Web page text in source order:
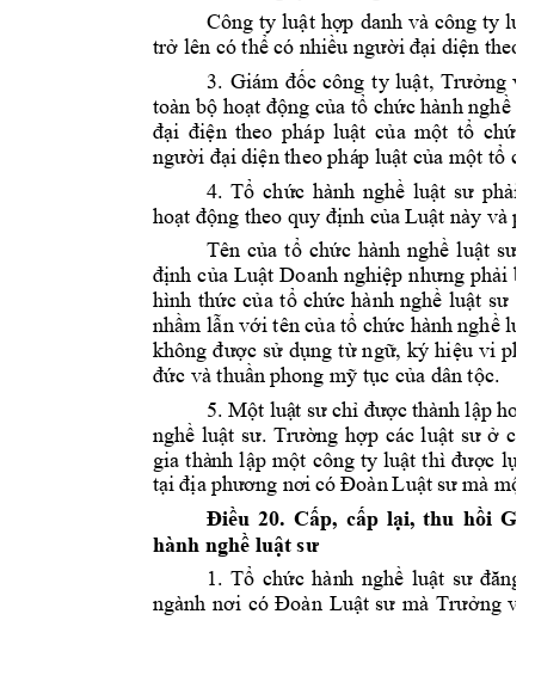
Công ty luật hợp danh và công ty
trở lên có thể có nhiều người đại diện theo
3. Giám đốc công ty luật, Trưởng
toàn bộ hoạt động của tổ chức hành nghề
đại điện theo pháp luật của một tổ chức
người đại diện theo pháp luật của một tổ c
4. Tổ chức hành nghề luật sư phải
hoạt động theo quy định của Luật này và
Tên của tổ chức hành nghề luật sư
định của Luật Doanh nghiệp nhưng phải
hình thức của tổ chức hành nghề luật sư
nhầm lẫn với tên của tổ chức hành nghề
không được sử dụng từ ngữ, ký hiệu vi
đức và thuần phong mỹ tục của dân tộc.
5. Một luật sư chỉ được thành lập
nghề luật sư. Trường hợp các luật sư ở cá
gia thành lập một công ty luật thì được lựa
tại địa phương nơi có Đoàn Luật sư mà một
Điều 20. Cấp, cấp lại, thu hồi
hành nghề luật sư
1. Tổ chức hành nghề luật sư đăng
ngành nơi có Đoàn Luật sư mà Trưởng